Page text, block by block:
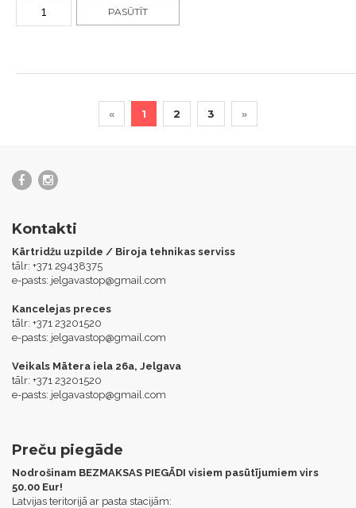
PASŪTĪT
« 1 2 3 »
Kontakti
Kārtridžu uzpilde / Biroja tehnikas serviss
tālr: +371 29438375
e-pasts: jelgavastop@gmail.com
Kancelejas preces
tālr: +371 23201520
e-pasts: jelgavastop@gmail.com
Veikals Mātera iela 26a, Jelgava
tālr: +371 23201520
e-pasts: jelgavastop@gmail.com
Preču piegāde
Nodrošinam BEZMAKSAS PIEGĀDI visiem pasūtījumiem virs
50.00 Eur!
Latvijas teritorijā ar pasta stacijām: